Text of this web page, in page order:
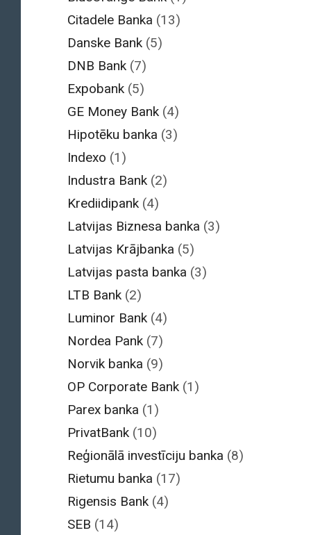
Citadele Banka (13)
Danske Bank (5)
DNB Bank (7)
Expobank (5)
GE Money Bank (4)
Hipotēku banka (3)
Indexo (1)
Industra Bank (2)
Krediidipank (4)
Latvijas Biznesa banka (3)
Latvijas Krājbanka (5)
Latvijas pasta banka (3)
LTB Bank (2)
Luminor Bank (4)
Nordea Pank (7)
Norvik banka (9)
OP Corporate Bank (1)
Parex banka (1)
PrivatBank (10)
Reģionālā investīciju banka (8)
Rietumu banka (17)
Rigensis Bank (4)
SEB (14)